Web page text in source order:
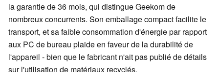
la garantie de 36 mois, qui distingue Geekom de
nombreux concurrents. Son emballage compact facilite le
transport, et sa faible consommation d'énergie par rapport
aux PC de bureau plaide en faveur de la durabilité de
l'appareil - bien que le fabricant n'ait pas publié de détails
sur l'utilisation de matériaux recyclés.